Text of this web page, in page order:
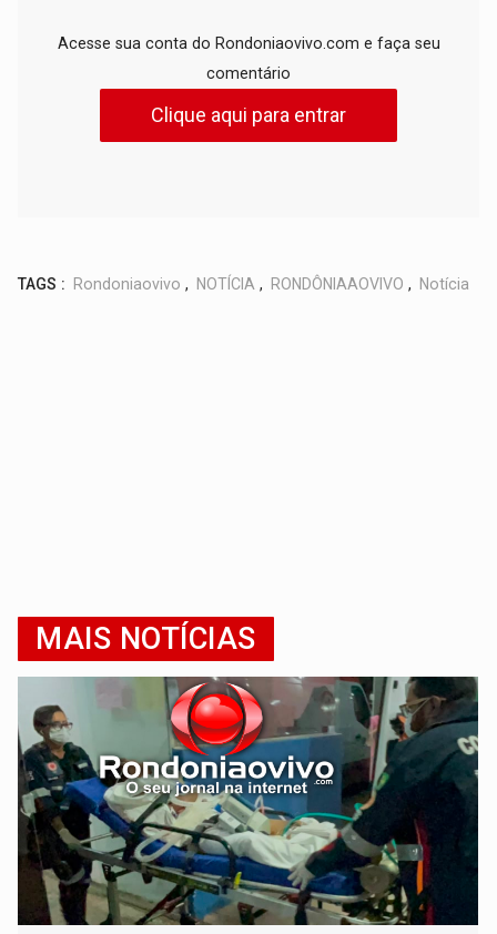
Acesse sua conta do Rondoniaovivo.com e faça seu
comentário
Clique aqui para entrar
TAGS : Rondoniaovivo , NOTÍCIA , RONDÔNIAAOVIVO , Notícia
MAIS NOTÍCIAS